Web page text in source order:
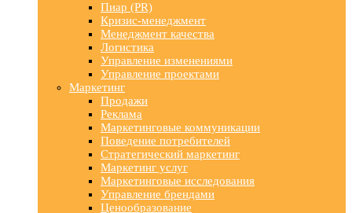
Пиар (PR)
Кризис-менеджмент
Менеджмент качества
Логистика
Управление изменениями
Управление проектами
Маркетинг
Продажи
Реклама
Маркетинговые коммуникации
Поведение потребителей
Стратегический маркетинг
Маркетинг услуг
Маркетинговые исследования
Управление брендами
Ценообразование